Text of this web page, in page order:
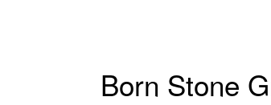
Born Stone